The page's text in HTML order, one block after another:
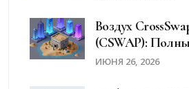
Зарабатывать
Напрямую
Воздух
(CSWAP):
Разбор Аирдропа,
ИЮНЯ 26, 2026